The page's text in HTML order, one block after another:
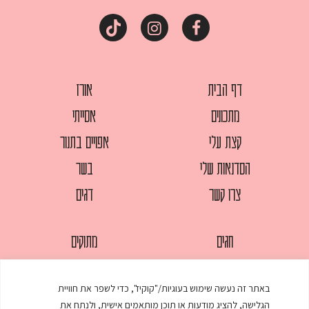
באתר זה נעשה שימוש בעוגיות/"קוקיז", כדי לשפר את חוויית
הגלישה, להציג מודעות או תוכן מותאמים אישית, ולנתח את
דף הבית
מתכונים
קצת עלי
הסדנאות שלי
צרו קשר
אורז
אסייתי
אפויים בתנור
בשר
דגים
חגים
מאפים
מתוקים
עוגות